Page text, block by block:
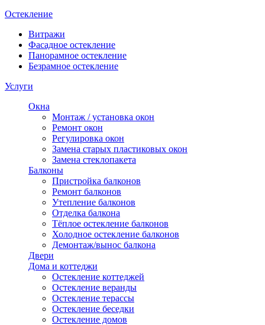
Остекление
Витражи
Фасадное остекление
Панорамное остекление
Безрамное остекление
Услуги
Окна
Монтаж / установка окон
Ремонт окон
Регулировка окон
Замена старых пластиковых окон
Замена стеклопакета
Балконы
Пристройка балконов
Ремонт балконов
Утепление балконов
Отделка балкона
Тёплое остекление балконов
Холодное остекление балконов
Демонтаж/вынос балкона
Двери
Дома и коттеджи
Остекление коттеджей
Остекление веранды
Остекление терассы
Остекление беседки
Остекление домов